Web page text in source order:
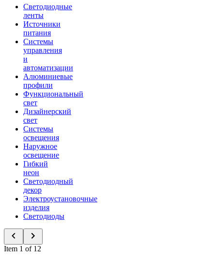
Светодиодные
ленты
Источники
питания
Системы
управления
и
автоматизации
Алюминиевые
профили
Функциональный
свет
Дизайнерский
свет
Системы
освещения
Наружное
освещение
Гибкий
неон
Светодиодный
декор
Электроустановочные
изделия
Светодиоды
Item 1 of 12